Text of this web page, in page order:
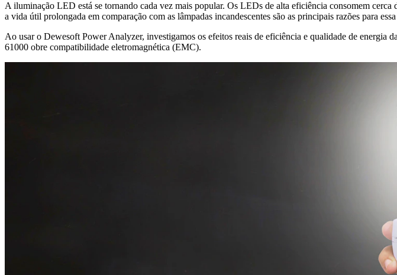
A iluminação LED está se tornando cada vez mais popular. Os LEDs de alta eficiência consomem cerca
a vida útil prolongada em comparação com as lâmpadas incandescentes são as principais razões para
Ao usar o Dewesoft Power Analyzer, investigamos os efeitos reais de eficiência e qualidade de energia
61000 obre compatibilidade eletromagnética (EMC).